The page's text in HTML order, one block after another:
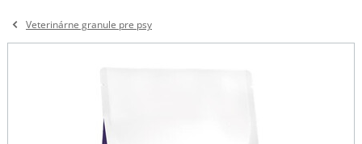
Veterinárne granule pre psy